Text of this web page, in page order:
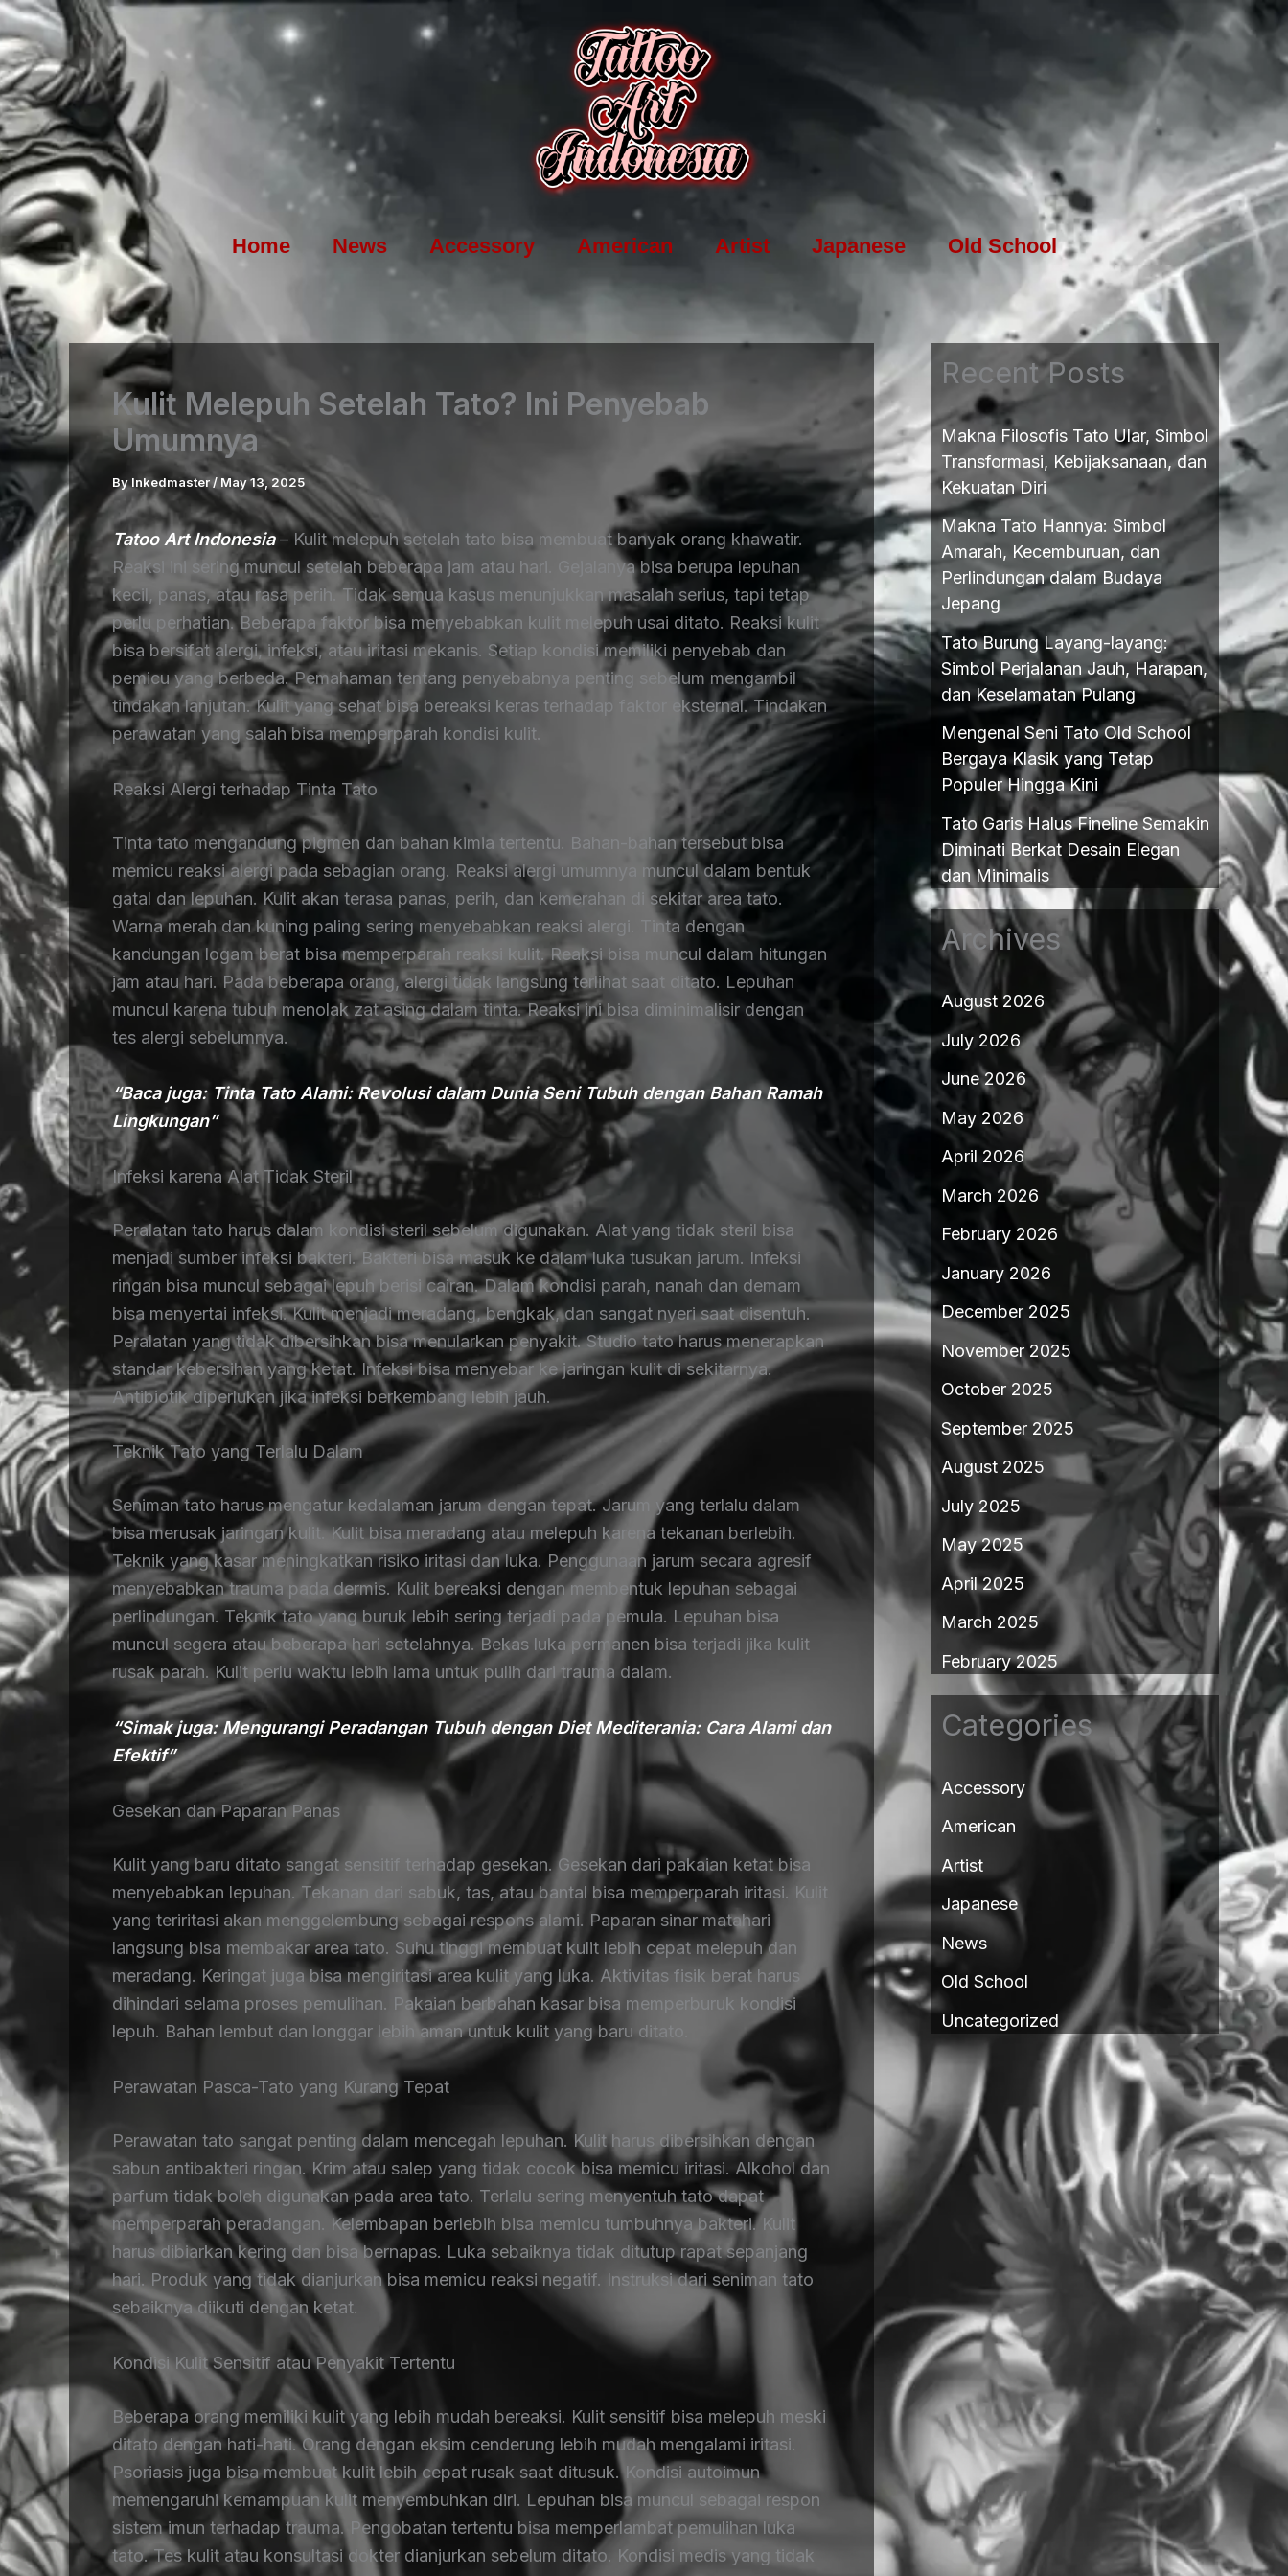
Skip
to
content
Home News Accessory American Artist Japanese Old School
Kulit Melepuh Setelah Tato? Ini Penyebab
Umumnya
ByInkedmaster/ May 13, 2025
Tatoo Art Indonesia– Kulit melepuh setelah tato bisa membuat banyak orang khawatir.
Reaksi ini sering muncul setelah beberapa jam atau hari. Gejalanya bisa berupa lepuhan
kecil, panas, atau rasa perih. Tidak semua kasus menunjukkan masalah serius, tapi tetap
perlu perhatian. Beberapa faktor bisa menyebabkan kulit melepuh usai ditato. Reaksi kulit
bisa bersifat alergi, infeksi, atau iritasi mekanis. Setiap kondisi memiliki penyebab dan
pemicu yang berbeda. Pemahaman tentang penyebabnya penting sebelum mengambil
tindakan lanjutan. Kulit yang sehat bisa bereaksi keras terhadap faktor eksternal. Tindakan
perawatan yang salah bisa memperparah kondisi kulit.
Reaksi Alergi terhadap Tinta Tato
Tinta tato mengandung pigmen dan bahan kimia tertentu. Bahan-bahan tersebut bisa
memicu reaksi alergi pada sebagian orang. Reaksi alergi umumnya muncul dalam bentuk
gatal dan lepuhan. Kulit akan terasa panas, perih, dan kemerahan di sekitar area tato.
Warna merah dan kuning paling sering menyebabkan reaksi alergi. Tinta dengan
kandungan logam berat bisa memperparah reaksi kulit. Reaksi bisa muncul dalam hitungan
jam atau hari. Pada beberapa orang, alergi tidak langsung terlihat saat ditato. Lepuhan
muncul karena tubuh menolak zat asing dalam tinta. Reaksi ini bisa diminimalisir dengan
tes alergi sebelumnya.
“Baca juga: Tinta Tato Alami: Revolusi dalam Dunia Seni Tubuh dengan Bahan Ramah
Lingkungan”
Infeksi karena Alat Tidak Steril
Peralatan tato harus dalam kondisi steril sebelum digunakan. Alat yang tidak steril bisa
menjadi sumber infeksi bakteri. Bakteri bisa masuk ke dalam luka tusukan jarum. Infeksi
ringan bisa muncul sebagai lepuh berisi cairan. Dalam kondisi parah, nanah dan demam
bisa menyertai infeksi. Kulit menjadi meradang, bengkak, dan sangat nyeri saat disentuh.
Peralatan yang tidak dibersihkan bisa menularkan penyakit. Studio tato harus menerapkan
standar kebersihan yang ketat. Infeksi bisa menyebar ke jaringan kulit di sekitarnya.
Antibiotik diperlukan jika infeksi berkembang lebih jauh.
Teknik Tato yang Terlalu Dalam
Seniman tato harus mengatur kedalaman jarum dengan tepat. Jarum yang terlalu dalam
bisa merusak jaringan kulit. Kulit bisa meradang atau melepuh karena tekanan berlebih.
Teknik yang kasar meningkatkan risiko iritasi dan luka. Penggunaan jarum secara agresif
menyebabkan trauma pada dermis. Kulit bereaksi dengan membentuk lepuhan sebagai
perlindungan. Teknik tato yang buruk lebih sering terjadi pada pemula. Lepuhan bisa
muncul segera atau beberapa hari setelahnya. Bekas luka permanen bisa terjadi jika kulit
rusak parah. Kulit perlu waktu lebih lama untuk pulih dari trauma dalam.
“Simak juga: Mengurangi Peradangan Tubuh dengan Diet Mediterania: Cara Alami dan
Efektif”
Gesekan dan Paparan Panas
Kulit yang baru ditato sangat sensitif terhadap gesekan. Gesekan dari pakaian ketat bisa
menyebabkan lepuhan. Tekanan dari sabuk, tas, atau bantal bisa memperparah iritasi. Kulit
yang teriritasi akan menggelembung sebagai respons alami. Paparan sinar matahari
langsung bisa membakar area tato. Suhu tinggi membuat kulit lebih cepat melepuh dan
meradang. Keringat juga bisa mengiritasi area kulit yang luka. Aktivitas fisik berat harus
dihindari selama proses pemulihan. Pakaian berbahan kasar bisa memperburuk kondisi
lepuh. Bahan lembut dan longgar lebih aman untuk kulit yang baru ditato.
Perawatan Pasca-Tato yang Kurang Tepat
Perawatan tato sangat penting dalam mencegah lepuhan. Kulit harus dibersihkan dengan
sabun antibakteri ringan. Krim atau salep yang tidak cocok bisa memicu iritasi. Alkohol dan
parfum tidak boleh digunakan pada area tato. Terlalu sering menyentuh tato dapat
memperparah peradangan. Kelembapan berlebih bisa memicu tumbuhnya bakteri. Kulit
harus dibiarkan kering dan bisa bernapas. Luka sebaiknya tidak ditutup rapat sepanjang
hari. Produk yang tidak dianjurkan bisa memicu reaksi negatif. Instruksi dari seniman tato
sebaiknya diikuti dengan ketat.
Kondisi Kulit Sensitif atau Penyakit Tertentu
Beberapa orang memiliki kulit yang lebih mudah bereaksi. Kulit sensitif bisa melepuh meski
ditato dengan hati-hati. Orang dengan eksim cenderung lebih mudah mengalami iritasi.
Psoriasis juga bisa membuat kulit lebih cepat rusak saat ditusuk. Kondisi autoimun
memengaruhi kemampuan kulit menyembuhkan diri. Lepuhan bisa muncul sebagai respon
sistem imun terhadap trauma. Pengobatan tertentu bisa memperlambat pemulihan luka
tato. Tes kulit atau konsultasi dokter dianjurkan sebelum ditato. Kondisi medis yang tidak
Recent Posts
Makna Filosofis Tato Ular, Simbol
Transformasi, Kebijaksanaan, dan
Kekuatan Diri
Makna Tato Hannya: Simbol
Amarah, Kecemburuan, dan
Perlindungan dalam Budaya
Jepang
Tato Burung Layang-layang:
Simbol Perjalanan Jauh, Harapan,
dan Keselamatan Pulang
Mengenal Seni Tato Old School
Bergaya Klasik yang Tetap
Populer Hingga Kini
Tato Garis Halus Fineline Semakin
Diminati Berkat Desain Elegan
dan Minimalis
Archives
August 2026
July 2026
June 2026
May 2026
April 2026
March 2026
February 2026
January 2026
December 2025
November 2025
October 2025
September 2025
August 2025
July 2025
May 2025
April 2025
March 2025
February 2025
Categories
Accessory
American
Artist
Japanese
News
Old School
Uncategorized